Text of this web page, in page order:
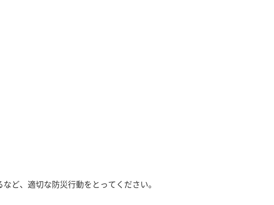
ど、適切な防災行動をとってください。